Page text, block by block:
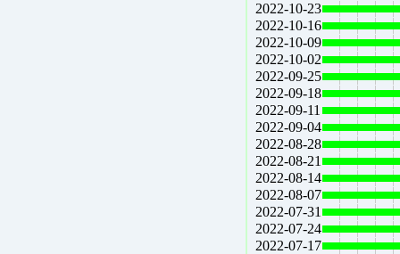
2022-10-23
2022-10-16
2022-10-09
2022-10-02
2022-09-25
2022-09-18
2022-09-11
2022-09-04
2022-08-28
2022-08-21
2022-08-14
2022-08-07
2022-07-31
2022-07-24
2022-07-17